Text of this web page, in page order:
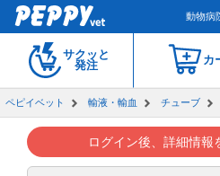
動物病
サクッと
発注
カ
ペピイベット 輸液・輸血 チューブ
ログイン後、詳細情